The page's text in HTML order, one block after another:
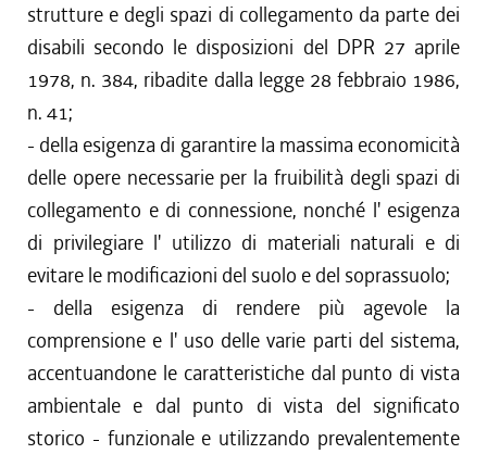
strutture e degli spazi di collegamento da parte dei
disabili secondo le disposizioni del DPR 27 aprile
1978, n. 384, ribadite dalla legge 28 febbraio 1986,
n. 41;
- della esigenza di garantire la massima economicità
delle opere necessarie per la fruibilità degli spazi di
collegamento e di connessione, nonché l' esigenza
di privilegiare l' utilizzo di materiali naturali e di
evitare le modificazioni del suolo e del soprassuolo;
- della esigenza di rendere più agevole la
comprensione e l' uso delle varie parti del sistema,
accentuandone le caratteristiche dal punto di vista
ambientale e dal punto di vista del significato
storico - funzionale e utilizzando prevalentemente